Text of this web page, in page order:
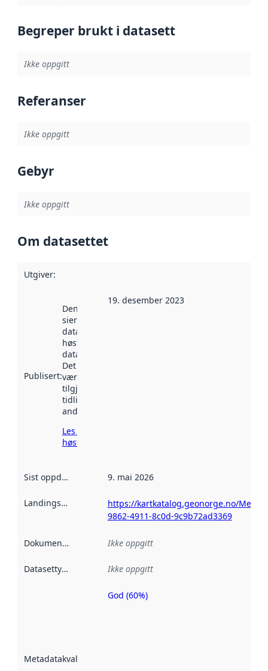
Begreper brukt i datasett
Ikke oppgitt
Referanser
Ikke oppgitt
Gebyr
Ikke oppgitt
Om datasettet
Utgiver:
Publisert:
Denne datoen
sier når
datasettet ble
høstet av
data.norge.no.
Det kan ha
vært
tilgjengelig
tidligere
andre steder.
Les mer om
høsting her
19. desember 2023
Sist oppdatert 9. mai 2026
Landingsside
https://kartkatalog.geonorge.no/
9862-4911-8c0d-9c9b72ad3369
Dokumentasjon Ikke oppgitt
Datasettype Ikke oppgitt
Metadatakvalitet
Metadatakvalitet
God (60%)